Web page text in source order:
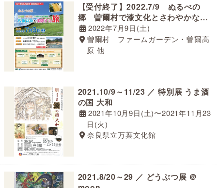
【受付終了】2022.7/9 ぬるべの
郷 曽爾村で漆文化とさわやかな新
緑の曾爾高原を体験する旅
2022年7月9日(土)
曽爾村 ファームガーデン・曽爾高
原 他
2021.10/9～11/23 ／ 特別展 うま酒
の国 大和
2021年10月9日(土)〜2021年11月23
日(火)
奈良県立万葉文化館
2021.8/20～29 ／ どうぶつ展 ＠